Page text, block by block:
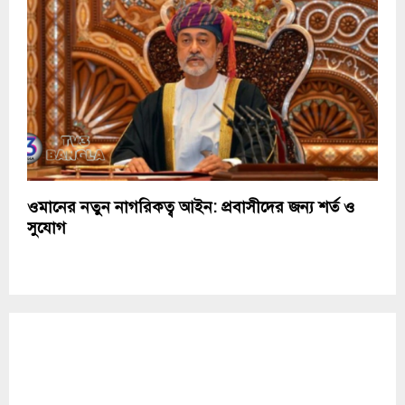
ওমানের নতুন নাগরিকত্ব আইন: প্রবাসীদের জন্য শর্ত ও
সুযোগ